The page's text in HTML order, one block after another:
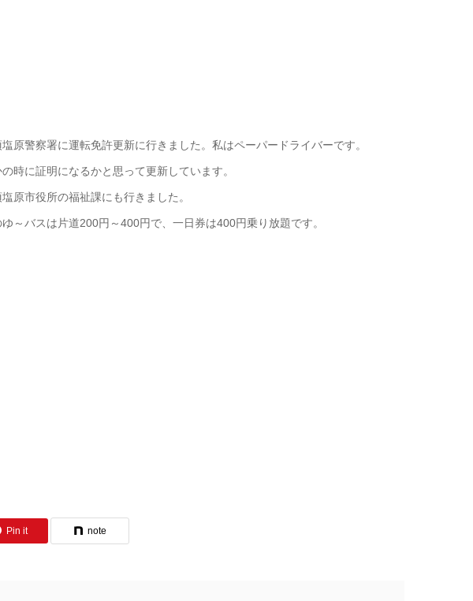
原警察署に運転免許更新に行きました。私はペーパードライバーです。
時に証明になるかと思って更新しています。
原市役所の福祉課にも行きました。
～バスは片道200円～400円で、一日券は400円乗り放題です。
Pin it note